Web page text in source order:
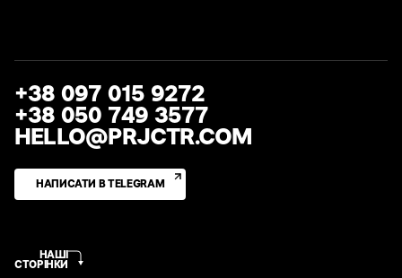
+38 097 015 9272
+38 050 749 3577
HELLO@PRJCTR.COM
НАПИСАТИ В TELEGRAM
НАШІ
СТОРІНКИ